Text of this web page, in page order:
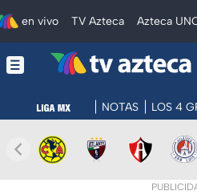
en vivo TV Azteca Azteca
NOTAS LOS 4